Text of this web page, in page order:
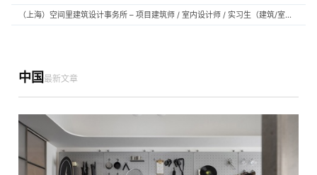
（上海）空间里建筑设计事务所 – 项目建筑师 / 室内设计师 / 实习生（建筑/室内）
中国 最新文章